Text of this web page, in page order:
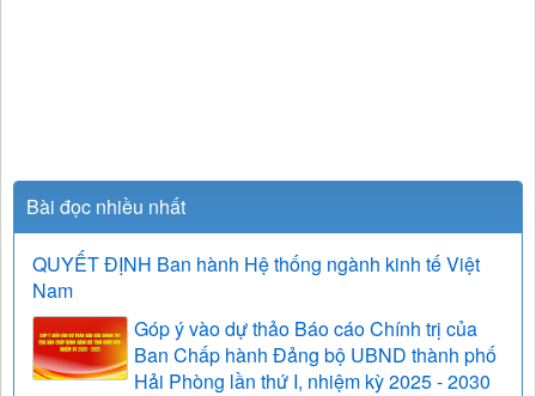
Bài đọc nhiều nhất
QUYẾT ĐỊNH Ban hành Hệ thống ngành kinh tế Việt
Nam
Góp ý vào dự thảo Báo cáo Chính trị của
Ban Chấp hành Đảng bộ UBND thành phố
Hải Phòng lần thứ I, nhiệm kỳ 2025 - 2030